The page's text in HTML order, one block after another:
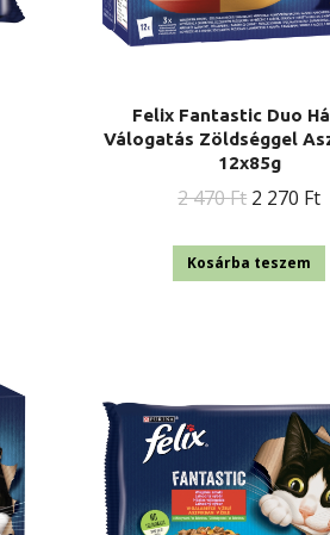
Felix Fantastic Duo
Válogatás Zöldséggel
12x85g
2 470Ft Original
was:
2 270 Ft
Kosárba teszem